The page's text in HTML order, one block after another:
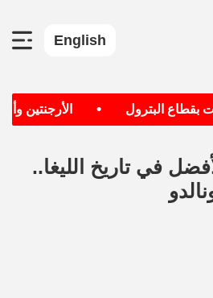
English
البترول الأرجنتين
في تاريخ الليغا..